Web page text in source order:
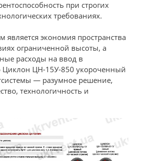
при строгих
требованиях.
является экономия пространства
ограниченной высоты, а
расходы на ввод в
Циклон ЦН-15У-850 укороченный
— разумное решение,
технологичность и